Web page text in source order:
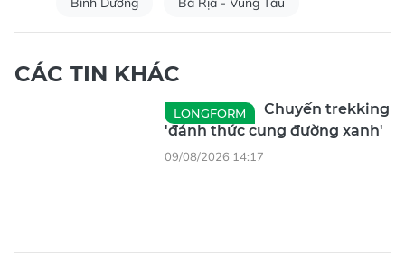
CÁC TIN KHÁC
LONGFORM
Chuyến trekking
'đánh thức cung đường xanh'
09/08/2026 14:17